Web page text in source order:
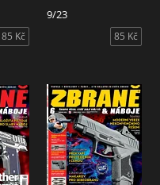
85 Kč
9/23
85 Kč